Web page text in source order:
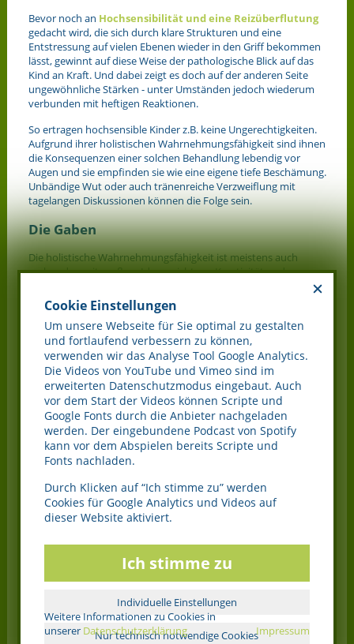
Bevor noch an Hochsensibilität und eine Reizüberflutung
gedacht wird, die sich durch klare Strukturen und eine
Entstressung auf vielen Ebenen wieder in den Griff bekommen
lässt, gewinnt auf diese Weise der pathologische Blick auf das
Kind an Kraft. Und dabei zeigt es doch auf der anderen Seite
ungewöhnliche Stärken - unter Umständen jedoch wiederum
verbunden mit heftigen Reaktionen.
So ertragen hochsensible Kinder z.B. keine Ungerechtigkeiten.
Aufgrund ihrer holistischen Wahrnehmungsfähigkeit sind ihnen
die Konsequenzen einer solchen Behandlung lebendig vor
Augen und sie empfinden sie wie eine eigene tiefe Beschämung.
Unbändige Wut oder auch tränenreiche Verzweiflung mit
tagelangen Diskussionen können die Folge sein.
Die Gaben
Die holistische Wahrnehmungsfähigkeit ist meistens auch
verbunden mit großem Ideenreichtum, Kreativität und
denkt und fühlt, ist nicht selten in jungen Jahren schon ein
kleiner Philosoph, der in einer natürlichen, weit
wahrnehmenden Spiritualität zuhause ist.
Fragen nach dem Sinn des Lebens, nach Leben und Tod, nach
der eigenen Lebensaufgabe werden den Eltern zu Zeiten
gestellt, wo diese mit Überraschung feststellen, dass sie sich
selbst damit bisher gar nicht oder zu wenig beschäftigt haben.
Über ihre Jahre hinaus gereift, sind hochsensible Kinder darum
oft all zu junge Ratgeber von erstaunlicher ursprünglicher
Weisheit, so dass Eltern aufgefordert sind, ihren Kindern die
Unbeschwertheit ihres Alters zu erhalten und sie nicht zu früh
zu kleinen Erwachsenen zu machen oder machen zu lassen.
Freundschaften und Freizeit
wirkliche Freundschaften oder neigen eher dazu, ein
Einzelgänger zu sein.
Das bedeutet jedoch nicht zwangsläufig, dass sie unglücklich
sein müssen. In ihrer Fähigkeit zur nonverbalen
Kommunikation finden sie auch oft in Tieren ihren besten
Cookie Einstellungen
Um unsere Webseite für Sie optimal zu gestalten
und fortlaufend verbessern zu können,
verwenden wir das Analyse Tool Google Analytics.
Die Videos von YouTube und Vimeo sind im
erweiterten Datenschutzmodus eingebaut. Auch
vor dem Start der Videos können Scripte und
Google Fonts durch die Anbieter nachgeladen
werden. Der eingebundene Podcast von Spotify
kann vor dem Abspielen bereits Scripte und
Fonts nachladen.
Durch Klicken auf “Ich stimme zu” werden
Cookies für Google Analytics und Videos auf
dieser Website aktiviert.
Ich stimme zu
Individuelle Einstellungen
Nur technisch notwendige Cookies
Weitere Informationen zu Cookies in
unserer Datenschutzerklärung Impressum